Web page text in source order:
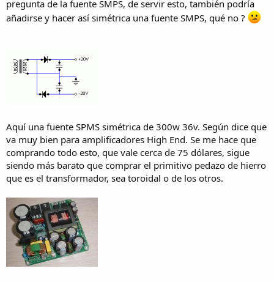
pregunta de la fuente SMPS, de servir esto, también podría
añadirse y hacer así simétrica una fuente SMPS, qué no ?
Aquí una fuente SPMS simétrica de 300w 36v. Según dice que
va muy bien para amplificadores High End. Se me hace que
comprando todo esto, que vale cerca de 75 dólares, sigue
siendo más barato que comprar el primitivo pedazo de hierro
que es el transformador, sea toroidal o de los otros.